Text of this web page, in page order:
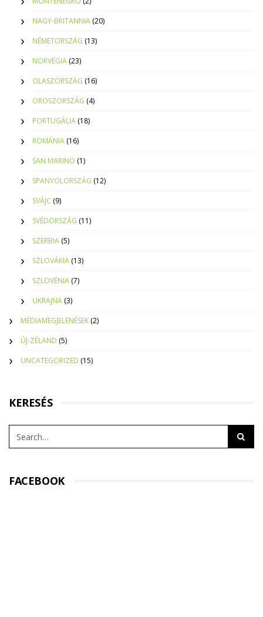
NAGY-BRITANNIA (20)
NÉMETORSZÁG (13)
NORVÉGIA (23)
OLASZORSZÁG (16)
OROSZORSZÁG (4)
PORTUGÁLIA (18)
ROMÁNIA (16)
SAN MARINO (1)
SPANYOLORSZÁG (12)
SVÁJC (9)
SVÉDORSZÁG (11)
SZERBIA (5)
SZLOVÁKIA (13)
SZLOVÉNIA (7)
UKRAJNA (3)
MÉDIAMEGJELENÉSEK (2)
ÚJ-ZÉLAND (5)
UNCATEGORIZED (15)
KERESÉS
FACEBOOK